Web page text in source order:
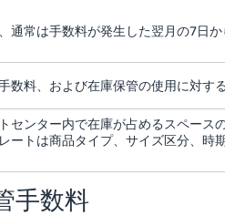
通常は手数料が発生した翌月の7日
数料、および在庫保管の使用に対す
センター内で在庫が占めるスペース
ートは商品タイプ、サイズ区分、時
手数料